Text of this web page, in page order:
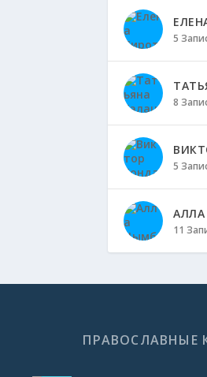
5
8
5
11
ПРАВОСЛАВНЫЕ